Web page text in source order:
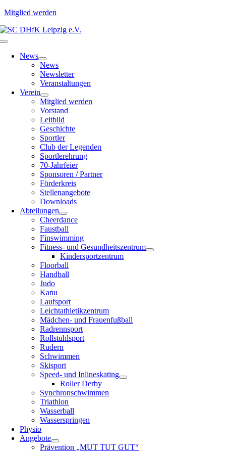
Mitglied werden
Zum
Inhalt
Toggle
NavigationNews
News
Newsletter
Veranstaltungen
Verein
Mitglied werden
Vorstand
Leitbild
Geschichte
Sportler
Club der Legenden
Sportlerehrung
70-Jahrfeier
Sponsoren / Partner
Förderkreis
Stellenangebote
Downloads
Abteilungen
Cheerdance
Faustball
Finswimming
Fitness- und Gesundheitszentrum
Kindersportzentrum
Floorball
Handball
Judo
Kanu
Laufsport
Leichtathletikzentrum
Mädchen- und Frauenfußball
Radrennsport
Rollstuhlsport
Rudern
Schwimmen
Skisport
Speed- und Inlineskating
Roller Derby
Synchronschwimmen
Triathlon
Wasserball
Wasserspringen
Physio
Angebote
Prävention „MUT TUT GUT“